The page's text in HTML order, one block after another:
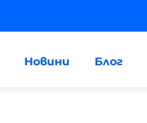
Новини Блог